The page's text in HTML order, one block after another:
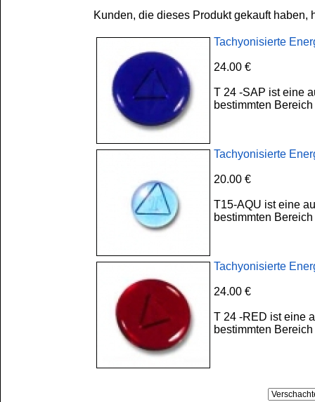
Kunden, die dieses Produkt gekauft haben,
Tachyonisierte
24.00 €
T 24 -SAP ist eine
bestimmten
Tachyonisierte
20.00 €
T15-AQU ist eine
bestimmten
Tachyonisierte
24.00 €
T 24 -RED ist eine
bestimmten